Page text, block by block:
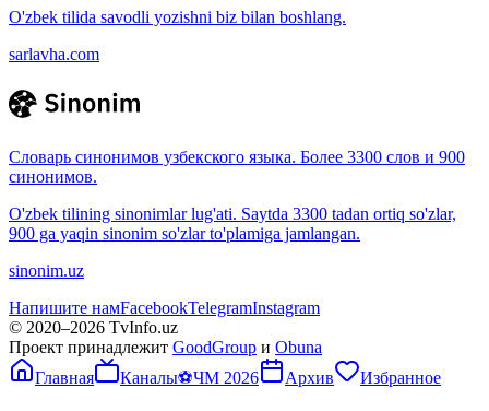
O'zbek tilida savodli yozishni biz bilan boshlang.
sarlavha.com
Словарь синонимов узбекского языка. Более 3300 слов и 900
синонимов.
O'zbek tilining sinonimlar lug'ati. Saytda 3300 tadan ortiq so'zlar,
900 ga yaqin sinonim so'zlar to'plamiga jamlangan.
sinonim.uz
Напишите намFacebookTelegramInstagram
© 2020–2026 TvInfo.uz
Проект принадлежит GoodGroup и Obuna
Главная
Каналы⚽ЧМ 2026 Архив Избранное